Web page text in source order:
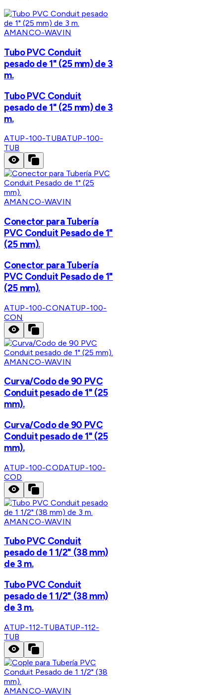
AMANCO-WAVIN
Tubo PVC Conduit
pesado de 1" (25 mm) de 3
m.
Tubo PVC Conduit
pesado de 1" (25 mm) de 3
m.
ATUP-100-TUBATUP-100-
TUB
AMANCO-WAVIN
Conector para Tubería
PVC Conduit Pesado de 1"
(25 mm).
Conector para Tubería
PVC Conduit Pesado de 1"
(25 mm).
ATUP-100-CONATUP-100-
CON
AMANCO-WAVIN
Curva/Codo de 90 PVC
Conduit pesado de 1" (25
mm).
Curva/Codo de 90 PVC
Conduit pesado de 1" (25
mm).
ATUP-100-CODATUP-100-
COD
AMANCO-WAVIN
Tubo PVC Conduit
pesado de 1 1/2" (38 mm)
de 3 m.
Tubo PVC Conduit
pesado de 1 1/2" (38 mm)
de 3 m.
ATUP-112-TUBATUP-112-
TUB
AMANCO-WAVIN